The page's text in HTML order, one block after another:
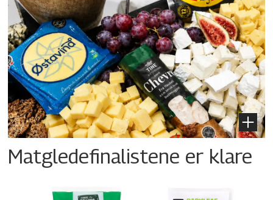
Matgledefinalistene er klare